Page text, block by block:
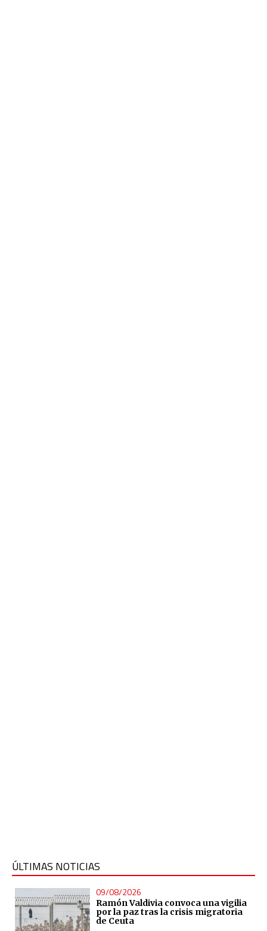
ÚLTIMAS NOTICIAS
09/08/2026
Ramón Valdivia convoca una vigilia
por la paz tras la crisis migratoria
de Ceuta